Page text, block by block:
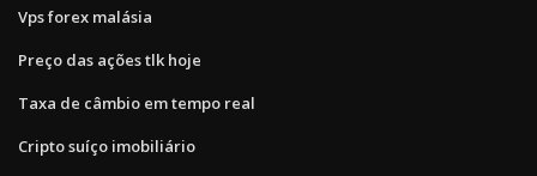
Vps forex malásia
Preço das ações tlk hoje
Taxa de câmbio em tempo real
Cripto suíço imobiliário